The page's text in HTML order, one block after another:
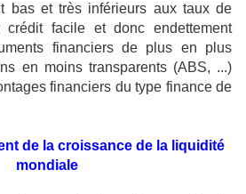
bas et très inférieurs aux taux de
facile et donc endettement
financiers de plus en plus
en moins transparents (ABS, ...)
financiers du type finance de
de la croissance de la liquidité
mondiale